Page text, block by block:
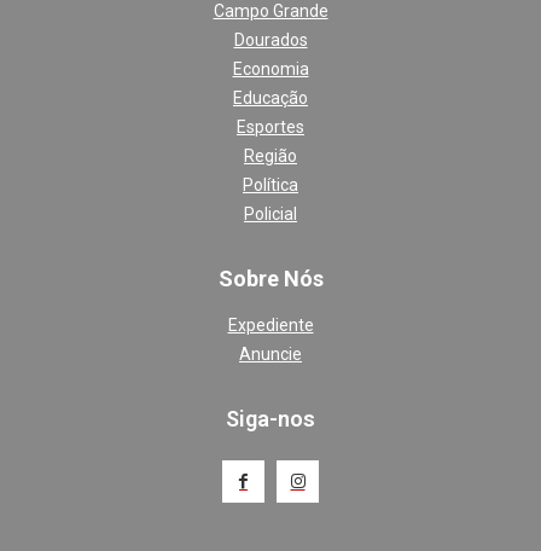
Campo Grande
Dourados
Economia
Educação
Esportes
Região
Política
Policial
Sobre Nós
Expediente
Anuncie
Siga-nos